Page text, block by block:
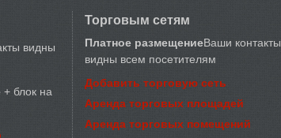
видны
+ блок на
Торговым сетям
Платное размещениеВаши контакты
видны всем посетителям
Добавить торговую сеть
Аренда торговых площадей
Аренда торговых помещений